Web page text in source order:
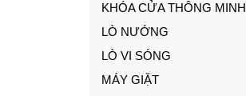
KHÓA CỬA THÔNG MINH
LÒ NƯỚNG
LÒ VI SÓNG
MÁY GIẶT